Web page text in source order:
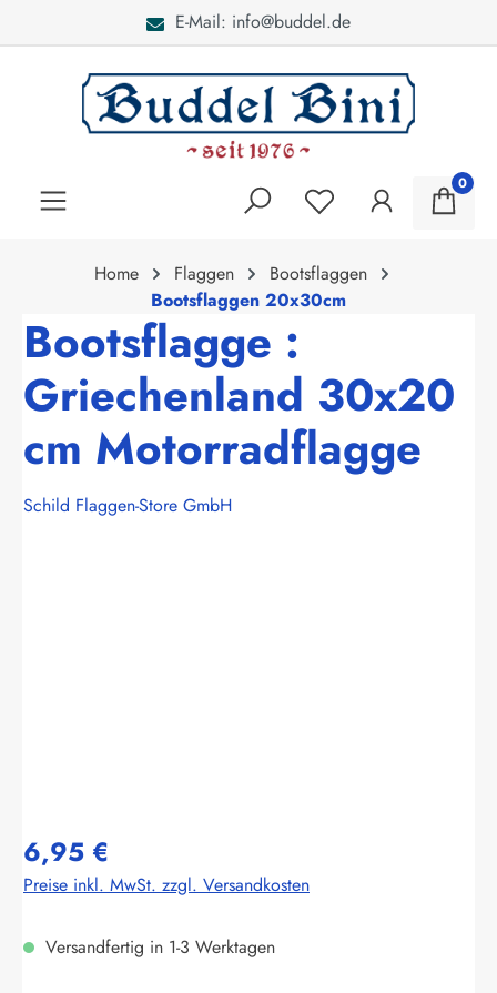
E-Mail: info@buddel.de
0
Home Flaggen
Bootsflaggen
Bootsflaggen 20x30cm
Bootsflagge :
Griechenland 30x20
cm Motorradflagge
Schild Flaggen-Store GmbH
6,95 €
Preise inkl. MwSt. zzgl. Versandkosten
Versandfertig in 1-3 Werktagen